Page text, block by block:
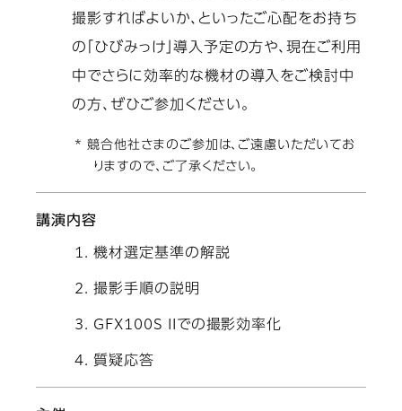
撮影すればよいか、といったご心配をお持ち
の「ひびみっけ」導入予定の方や、現在ご利用
中でさらに効率的な機材の導入をご検討中
の方、ぜひご参加ください。
* 競合他社さまのご参加は、ご遠慮いただいてお
りますので、ご了承ください。
講演内容
機材選定基準の解説
撮影手順の説明
GFX100S IIでの撮影効率化
質疑応答